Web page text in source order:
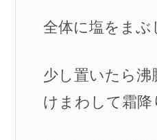
全体に塩をまぶ
少し置いたら
けまわして霜降